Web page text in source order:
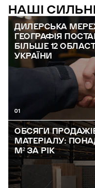
НАШІ
ДИЛЕРСЬКА
ГЕОГРАФІЯ
БІЛЬШЕ 12
УКРАЇНИ
01
ОБСЯГИ
МАТЕРІАЛУ:
М² ЗА РІК